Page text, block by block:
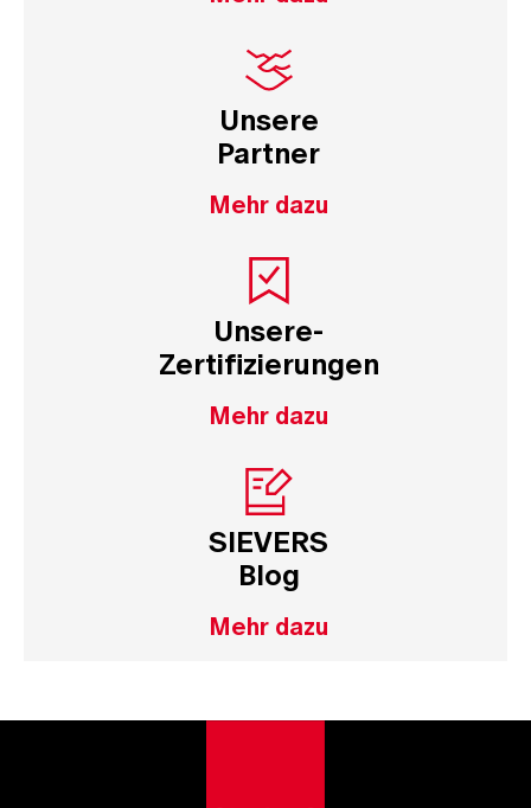
Unsere
Partner
Mehr dazu
Unsere-
Zertifizierungen
Mehr dazu
SIEVERS
Blog
Mehr dazu